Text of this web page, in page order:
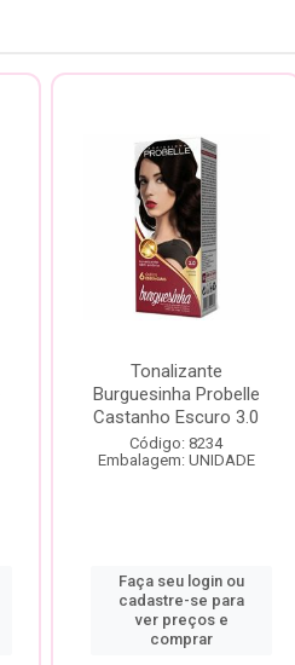
Tonalizante
Burguesinha Probelle
Castanho Escuro 3.0
Código: 8234
Embalagem: UNIDADE
Faça seu login ou
cadastre-se para
ver preços e
comprar